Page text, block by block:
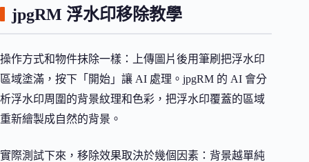
jpgRM 浮水印移除教學
操作方式和物件抹除一樣：上傳圖片後用筆刷把浮水印
區域塗滿，按下「開始」讓 AI 處理。jpgRM 的 AI 會分
析浮水印周圍的背景紋理和色彩，把浮水印覆蓋的區域
重新繪製成自然的背景。
實際測試下來，移除效果取決於幾個因素：背景越單純